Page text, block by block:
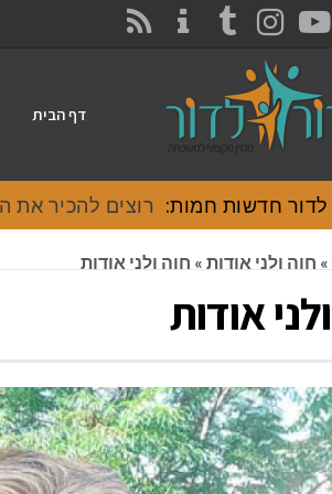
YOUTUBE
INSTAGRAM
TUMBLR
דף הבית
לדור חדשות חמות: רוצים להכיר את
» חוה ולני אודות » חוה ולני אודות
אודות